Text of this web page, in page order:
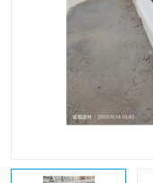
花岗岩路岩石